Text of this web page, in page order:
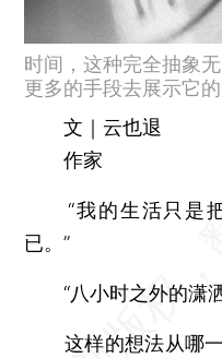
时间，这种完全抽象
更多的手段去展示它
文｜云也退
作家
“我的生活只是把
已。”
“八小时之外的潇洒
这样的想法从哪一